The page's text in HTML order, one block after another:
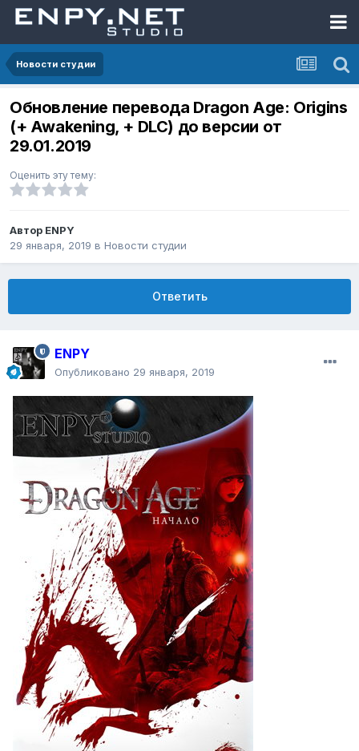
Новости студии
Обновление перевода Dragon Age: Origins
(+ Awakening, + DLC) до версии от
29.01.2019
Оценить эту тему:
Автор ENPY
29 января, 2019 в Новости студии
Ответить
ENPY
Опубликовано 29 января, 2019